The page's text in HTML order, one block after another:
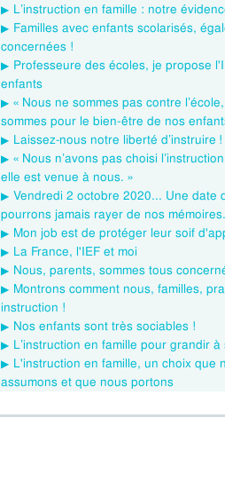
L’instruction en famille : notre
Familles avec enfants scolarisés,
concernées !
Professeure des écoles, je propose
enfants
« Nous ne sommes pas contre
sommes pour le bien-être de nos
Laissez-nous notre liberté d’instruire !
« Nous n’avons pas choisi
elle est venue à nous. »
Vendredi 2 octobre 2020... Une date
pourrons jamais rayer de nos mémoires.
Mon job est de protéger leur soif
La France, l'IEF et moi
Nous, parents, sommes tous
Montrons comment nous, familles,
instruction !
Nos enfants sont très sociables !
L’instruction en famille pour grandir à
L'instruction en famille, un choix que
assumons et que nous portons